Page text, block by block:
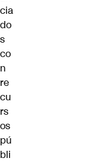
cia
do
s
co
n
re
cu
rs
os
pú
bli